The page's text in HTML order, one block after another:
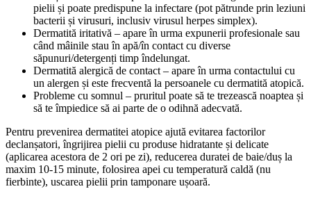
pielii și poate predispune la infectare (pot pătrunde prin leziuni
bacterii și virusuri, inclusiv virusul herpes simplex).
Dermatită iritativă – apare în urma expunerii profesionale sau
când mâinile stau în apă/în contact cu diverse
săpunuri/detergenți timp îndelungat.
Dermatită alergică de contact – apare în urma contactului cu
un alergen și este frecventă la persoanele cu dermatită atopică.
Probleme cu somnul – pruritul poate să te trezească noaptea și
să te împiedice să ai parte de o odihnă adecvată.
Pentru prevenirea dermatitei atopice ajută evitarea factorilor
declanșatori, îngrijirea pielii cu produse hidratante și delicate
(aplicarea acestora de 2 ori pe zi), reducerea duratei de baie/duș la
maxim 10-15 minute, folosirea apei cu temperatură caldă (nu
fierbinte), uscarea pielii prin tamponare ușoară.